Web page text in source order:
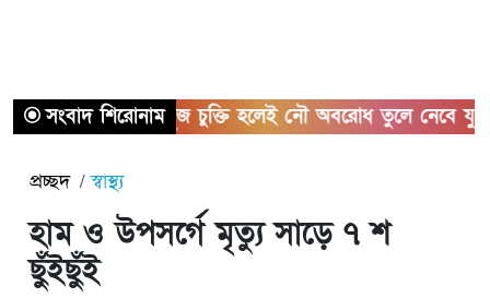
সংবাদ শিরোনাম
হরমুজ চুক্তি হলেই নৌ অবরোধ তুলে নেবে যুক্তরাষ্ট্র
প্রচ্ছদ স্বাস্থ্য
হাম ও উপসর্গে মৃত্যু সাড়ে ৭ শ
ছুঁইছুঁই